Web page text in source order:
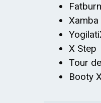
Xamba
X Step
Tour
Booty